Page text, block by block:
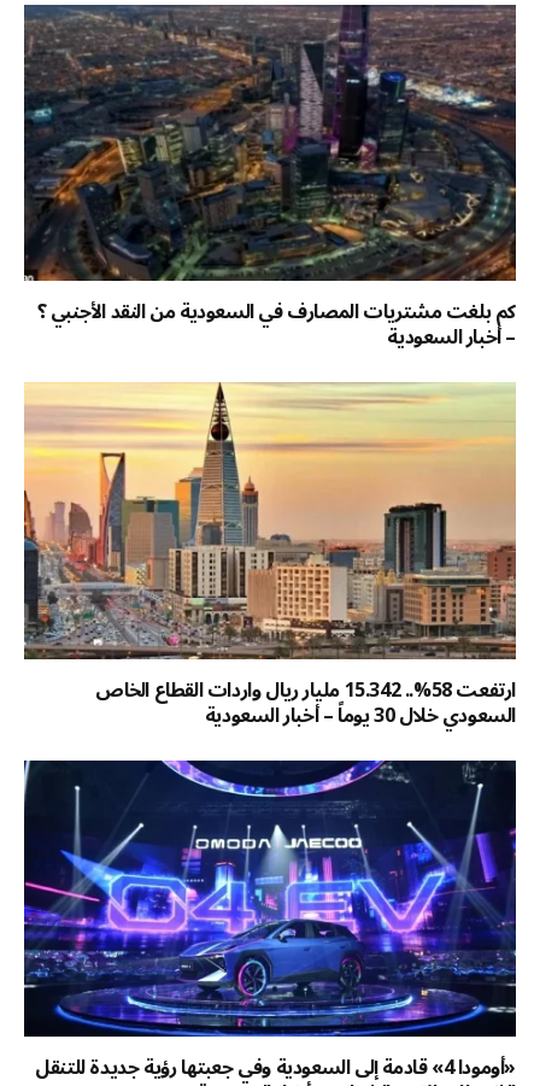
كم بلغت مشتريات المصارف في السعودية من النقد الأجنبي ؟
– أخبار السعودية
ارتفعت 58%.. 15.342 مليار ريال واردات القطاع الخاص
السعودي خلال 30 يوماً – أخبار السعودية
«أومودا 4» قادمة إلى السعودية وفي جعبتها رؤية جديدة للتنقل